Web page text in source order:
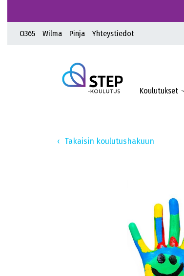
O365 Wilma Pinja Yhteystiedot
Koulutukset
Takaisin koulutushakuun